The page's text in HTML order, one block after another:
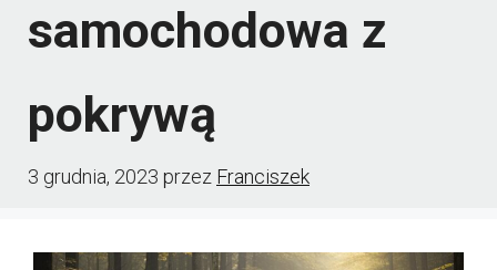
samochodowa z
pokrywą
3 grudnia, 2023 przez Franciszek